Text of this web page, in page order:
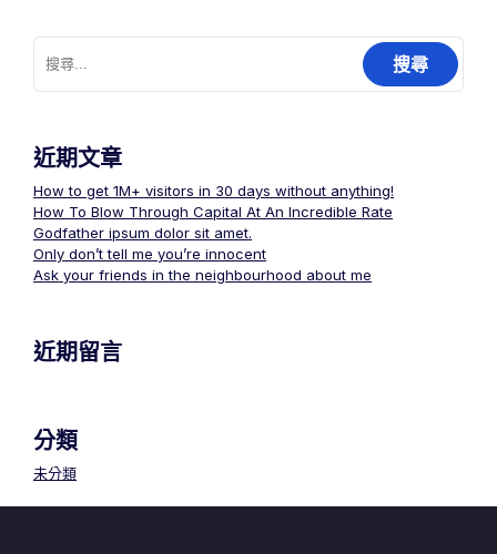
搜
尋
關
近期文章
How to get 1M+ visitors in 30 days without anything!
How To Blow Through Capital At An Incredible Rate
Godfather ipsum dolor sit amet.
Only don’t tell me you’re innocent
Ask your friends in the neighbourhood about me
近期留言
分類
未分類